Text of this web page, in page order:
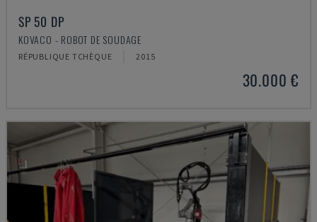
SP 50 DP
KOVACO - ROBOT DE SOUDAGE
RÉPUBLIQUE TCHÈQUE 2015
30.000 €